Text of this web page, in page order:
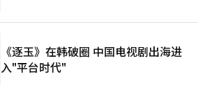
《逐玉》在韩破圈 中国电视剧出海进
入"平台时代"